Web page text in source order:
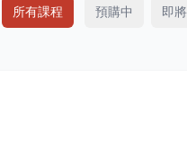
所有課程 預購中 即